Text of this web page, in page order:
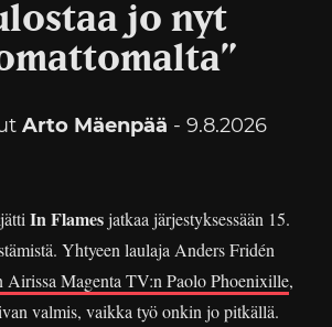
jo nyt
Arto Mäenpää - 9.8.2026
In Flamesjatkaa järjestyksessään 15.
Yhtyeen laulaja Anders Fridén
Airissa Magenta TV:n Paolo Phoenixille,
valmis, vaikka työ onkin jo pitkällä.